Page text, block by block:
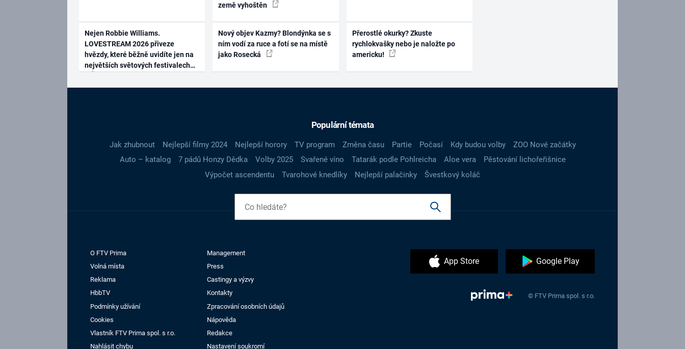
Nejen Robbie Williams.
LOVESTREAM 2026 přiveze
hvězdy, které běžně uvidíte jen na
největších světových festivalech
země vyhoštěn
Nový objev Kazmy? Blondýnka se s
ním vodí za ruce a fotí se na místě
jako Rosecká
Přerostlé okurky? Zkuste
rychlokvašky nebo je naložte po
americku!
Populární témata
Jak zhubnout Nejlepší filmy 2024 Nejlepší horory TV program Změna času Partie Počasí Kdy budou volby
ZOO Nové začátky
Auto – katalog
7 pádů Honzy Dědka Volby 2025 Svařené víno Tatarák podle Pohlreicha Aloe vera
Pěstování lichořeřišnice
Výpočet ascendentu
Tvarohové knedlíky Nejlepší palačinky Švestkový koláč
O FTV Prima
Management
Volná místa
Press
Reklama
Castingy a výzvy
HbbTV
Kontakty
Podmínky užívání
Zpracování osobních údajů
Cookies
Nápověda
Vlastník FTV Prima spol. s r.o.
Redakce
Nahlásit chybu
Nastavení soukromí
App Store Google Play
© FTV Prima spol. s r.o.